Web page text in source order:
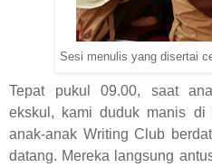
Sesi menulis yang disertai
Tepat pukul 09.00, saat
ekskul, kami duduk manis di
anak-anak Writing Club
datang. Mereka langsung